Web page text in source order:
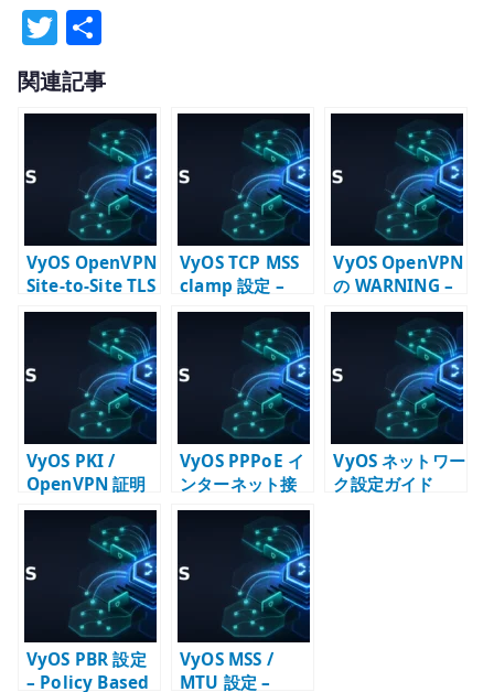
T
w
it
te
有
関連記事
VyOS OpenVPN
Site-to-Site TLS
設定 – MTU /
MSS / ルーティ
ングを合わせて
考える
VyOS TCP MSS
clamp 設定 –
PPPoE / VPN 経
路で詰まりを防
VyOS OpenVPN
の WARNING –
証明書・TLS・
replay ログの切
VyOS PKI /
OpenVPN 証明
書設計 – CA と証
明書の責務を分
VyOS PPPoE イ
ンターネット接
続設定 –
Firewall / NAPT
/ MTU を確認す
る
VyOS ネットワー
ク設定ガイド
VyOS PBR 設定
– Policy Based
VyOS MSS /
MTU 設定 –